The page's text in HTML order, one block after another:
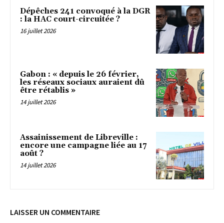
Dépêches 241 convoqué à la DGR
: la HAC court-circuitée ?
16 juillet 2026
Gabon : « depuis le 26 février,
les réseaux sociaux auraient dû
être rétablis »
14 juillet 2026
Assainissement de Libreville :
encore une campagne liée au 17
août ?
14 juillet 2026
LAISSER UN COMMENTAIRE